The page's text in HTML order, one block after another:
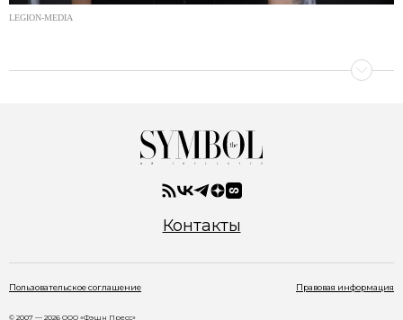
LEGION-MEDIA
Контакты
Пользовательское соглашение Правовая информация
© 2007 — 2026 ООО «Фэшн Пресс»